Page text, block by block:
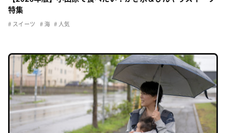
特集
スイーツ 海 人気